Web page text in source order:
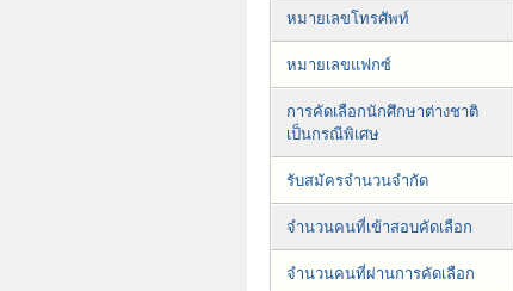
หมายเลขโทรศัพท์
หมายเลขแฟกซ์
การคัดเลือกนักศึกษาต่างชาติ
เป็นกรณีพิเศษ
รับสมัครจำนวนจำกัด
จำนวนคนที่เข้าสอบคัดเลือก
จำนวนคนที่ผ่านการคัดเลือก